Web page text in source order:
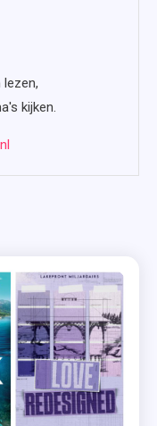
kijken.